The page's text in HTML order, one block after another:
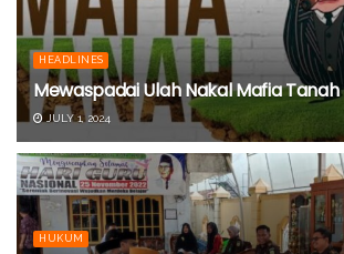
HEADLINES
Mewaspadai Ulah Nakal Mafia Tanah
JULY 1, 2024
HUKUM